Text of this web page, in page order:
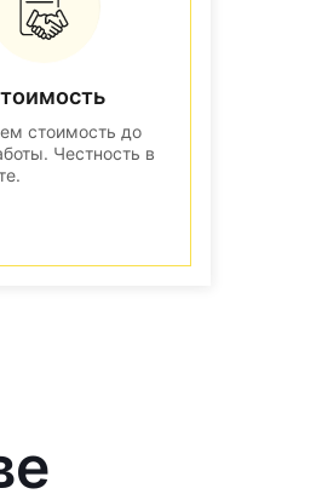
стоимость до
Честность в